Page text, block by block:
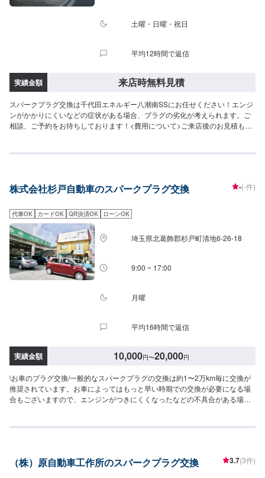
土曜・日曜・祝日
平均12時間で返信
実績金額 来店時無料見積
スパークプラグ交換は千代田エネルギー八潮南SSにお任せください！エンジ
ンがかかりにくいなどの症状がある場合、プラグの劣化が考えられます。ご
相談、ご予約をお待ちしております！<費用について>ご来店後のお見積もり
株式会社杉戸自動車のスパークプラグ交換 -(-件)
代車OK カードOK QR決済OK ローンOK
埼玉県北葛飾郡杉戸町清地6-26-18
9:00 ~ 17:00
月曜
平均16時間で返信
実績金額 10,000円〜20,000円
\お車のプラグ交換/一般的なスパークプラグの交換は約1〜2万km毎に交換が
推奨されています。お車によってはもっと早い時期での交換が必要になる場
合もございますので、エンジンがつきにくくなったなどの不具合がある場合
葛飾郡杉戸町の株式会社杉戸自動車<輸入車オーナー様へ>もっとクルマを楽
とで、もしかしたら1回分のドライブ費用が捻出できるかもしれませんし、別
（株）原自動車工作所のスパークプラグ交換 3.7(3件)